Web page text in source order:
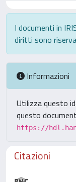
I documenti in
diritti sono
Informazioni
Utilizza questo
questo
https://
Citazioni